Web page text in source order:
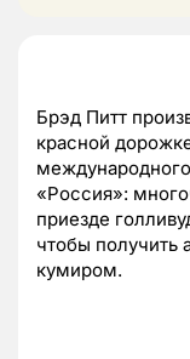
Брэд Питт
красной
«Россия»:
приезде
чтобы получить
кумиром.